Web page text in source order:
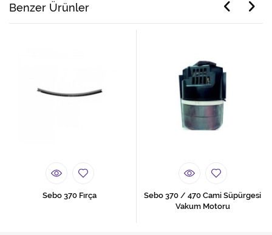
Benzer Ürünler
Sebo 370 Fırça
Sebo 370 / 470 Cami Süpürgesi
Vakum Motoru